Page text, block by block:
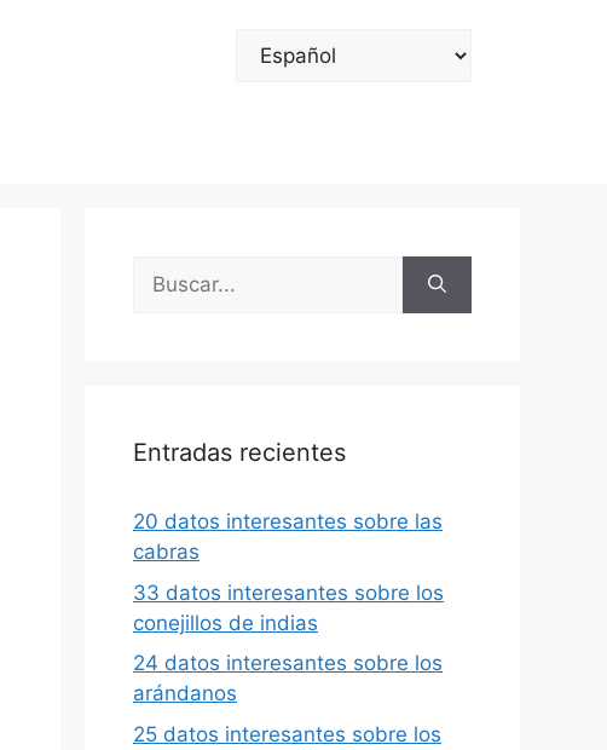
Elegir
Buscar:
Entradas recientes
20 datos interesantes sobre las
cabras
33 datos interesantes sobre los
conejillos de indias
24 datos interesantes sobre los
arándanos
25 datos interesantes sobre los